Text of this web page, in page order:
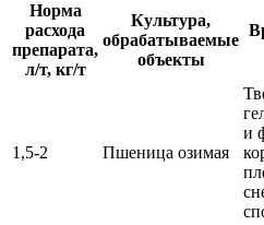
Норма
расхода
препарата,
л/т, кг/т
Культура,
обрабатываемые
объекты
1,5-2 Пшеница озимая
и